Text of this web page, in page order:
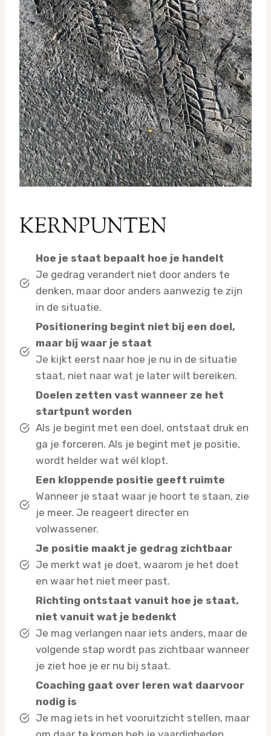
KERNPUNTEN
Hoe je staat bepaalt hoe je handelt
Je gedrag verandert niet door anders te
denken, maar door anders aanwezig te zijn
in de situatie.
Positionering begint niet bij een doel,
maar bij waar je staat
Je kijkt eerst naar hoe je nu in de situatie
staat, niet naar wat je later wilt bereiken.
Doelen zetten vast wanneer ze het
startpunt worden
Als je begint met een doel, ontstaat druk en
ga je forceren. Als je begint met je positie,
wordt helder wat wél klopt.
Een kloppende positie geeft ruimte
Wanneer je staat waar je hoort te staan, zie
je meer. Je reageert directer en
volwassener.
Je positie maakt je gedrag zichtbaar
Je merkt wat je doet, waarom je het doet
en waar het niet meer past.
Richting ontstaat vanuit hoe je staat,
niet vanuit wat je bedenkt
Je mag verlangen naar iets anders, maar de
volgende stap wordt pas zichtbaar wanneer
je ziet hoe je er nu bij staat.
Coaching gaat over leren wat daarvoor
nodig is
Je mag iets in het vooruitzicht stellen, maar